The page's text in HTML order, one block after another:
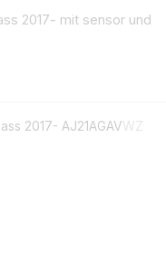
2017- mit sensor und